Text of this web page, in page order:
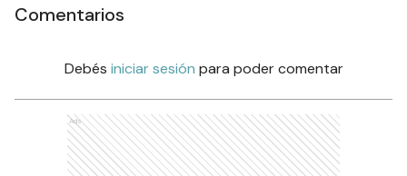
Comentarios
Debés iniciar sesión para poder comentar
Ads